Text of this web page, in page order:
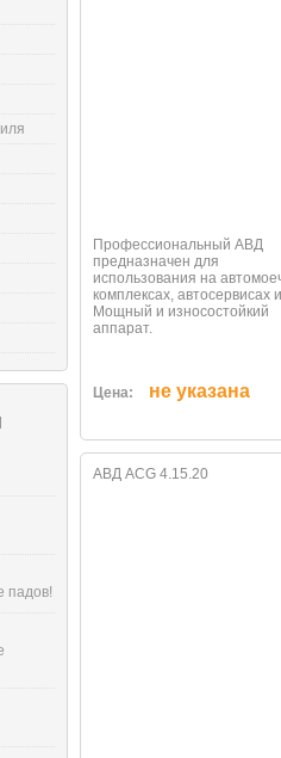
падов!
Профессиональный АВД
предназначен для
использования на
комплексах, автосервисах
Мощный и износостойкий
аппарат.
Цена: не указана
АВД ACG 4.15.20